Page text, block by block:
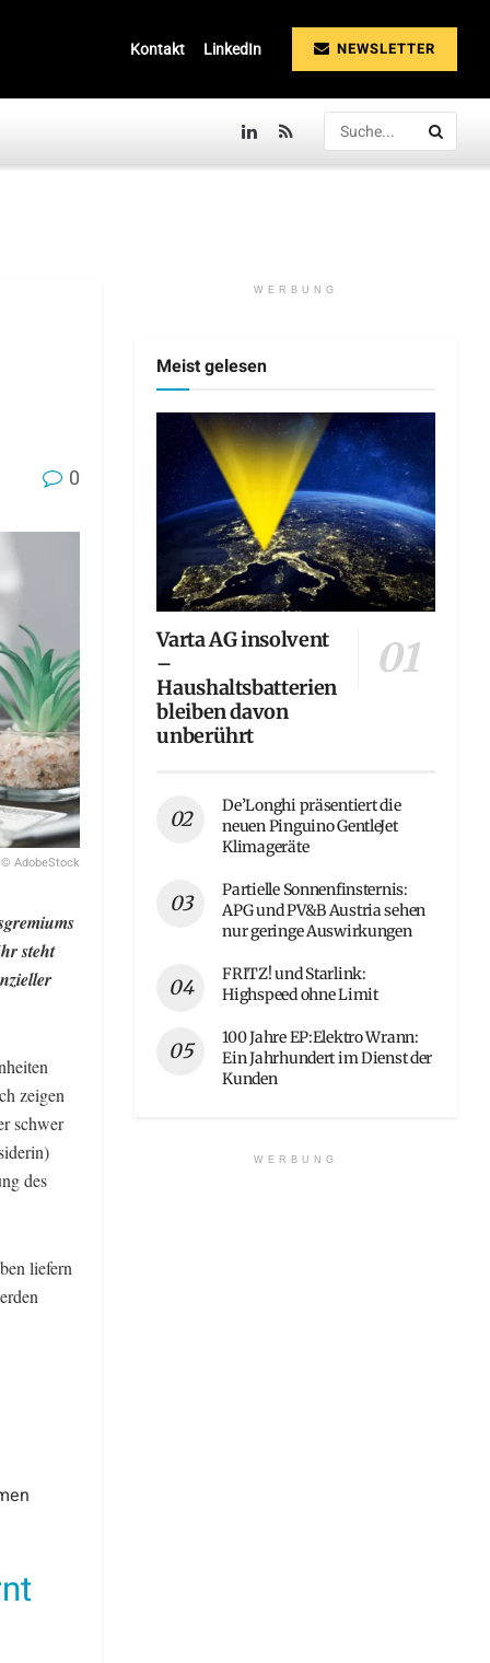
Kontakt LinkedIn NEWSLETTER
0
© AdobeStock
steht
zeigen
schwer
des
liefern
WERBUNG
Meist gelesen
Varta AG insolvent
–
Haushaltsbatterien
bleiben davon
unberührt
De’Longhi präsentiert die
neuen Pinguino GentleJet
Klimageräte
Partielle Sonnenfinsternis:
APG und PV&B Austria sehen
nur geringe Auswirkungen
FRITZ! und Starlink:
Highspeed ohne Limit
100 Jahre EP:Elektro Wrann:
Ein Jahrhundert im Dienst der
Kunden
WERBUNG